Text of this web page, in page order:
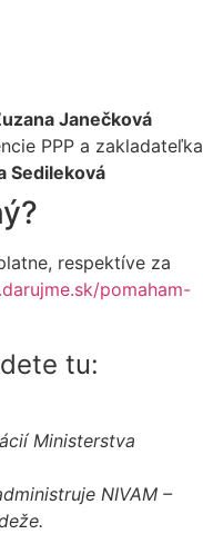
Janečková
PPP a zakladateľka
Sedileková
respektíve za
pomaham-
tu:
Ministerstva
NIVAM –